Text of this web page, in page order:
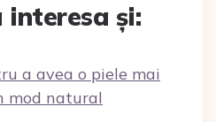
interesa și:
a avea o piele mai
mod natural